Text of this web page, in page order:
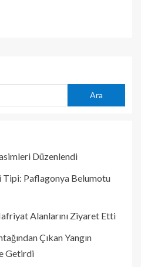
Ara
Düzenlendi
Tipi: Paflagonya Belumotu
Alanlarını Ziyaret Etti
Çıkan Yangın
Getirdi